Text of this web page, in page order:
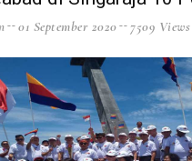
01 September 2020 7509 Views